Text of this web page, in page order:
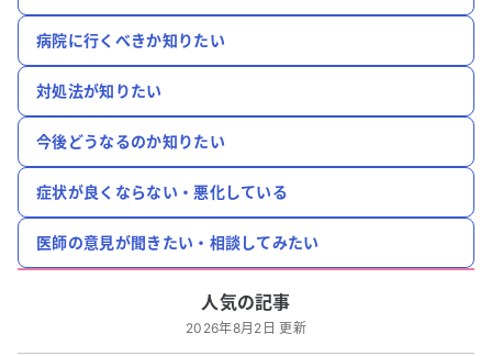
病院に行くべきか知りたい
対処法が知りたい
今後どうなるのか知りたい
症状が良くならない・悪化している
医師の意見が聞きたい・相談してみたい
人気の記事
2026年8月2日 更新